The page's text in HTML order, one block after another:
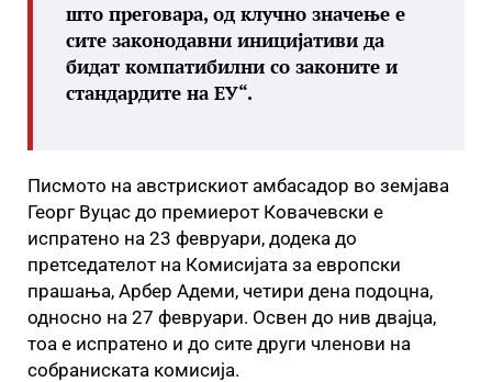
што преговара, од клучно значење е
сите законодавни иницијативи да
бидат компатибилни со законите и
стандардите на ЕУ“.
Писмото на австрискиот амбасадор во земјава
Георг Вуцас до премиерот Ковачевски е
испратено на 23 февруари, додека до
претседателот на Комисијата за европски
прашања, Арбер Адеми, четири дена подоцна,
односно на 27 февруари. Освен до нив двајца,
тоа е испратено и до сите други членови на
собраниската комисија.